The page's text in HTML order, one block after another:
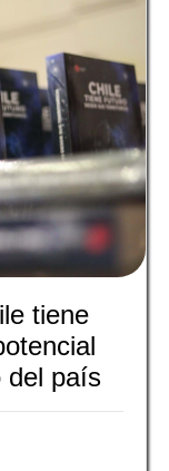
tiene
del país